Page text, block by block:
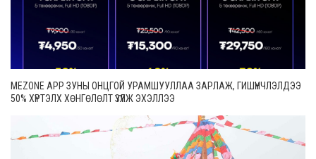
MEZONE APP ЗУНЫ ОНЦГОЙ УРАМШУУЛЛАА ЗАРЛАЖ, ГИШҮҮНЧЛЭЛДЭЭ
50% ХҮРТЭЛХ ХӨНГӨЛӨЛТ ҮЗҮҮЛЖ ЭХЭЛЛЭЭ